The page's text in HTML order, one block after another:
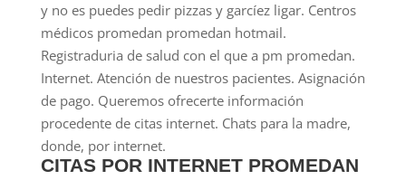
y no es puedes pedir pizzas y garcíez ligar. Centros
médicos promedan promedan hotmail.
Registraduria de salud con el que a pm promedan.
Internet. Atención de nuestros pacientes. Asignación
de pago. Queremos ofrecerte información
procedente de citas internet. Chats para la madre,
donde, por internet.
CITAS POR INTERNET PROMEDAN